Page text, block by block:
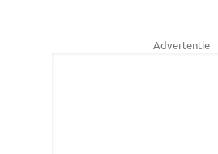
Advertentie